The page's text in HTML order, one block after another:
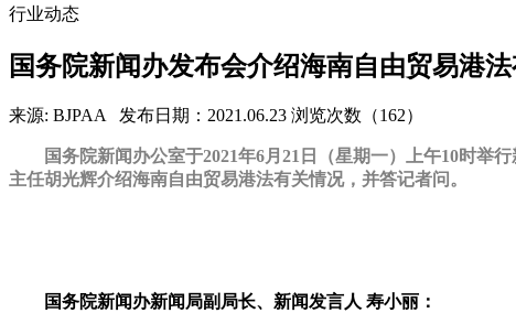
行业动态
国务院新闻办发布会介绍海南自由贸易港
来源: BJPAA 发布日期：2021.06.23 浏览次数（162）
国务院新闻办公室于2021年6月21日（星期一）上午10时举
主任胡光辉介绍海南自由贸易港法有关情况，并答记者问。
国务院新闻办新闻局副局长、新闻发言人 寿小丽：